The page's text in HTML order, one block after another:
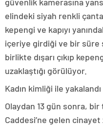
elindeki siyah renkli
kepengi ve kapıyı
içeriye girdiği ve bir süre
birlikte dışarı çıkıp
uzaklaştığı görülüyor.
Kadın kimliği ile yakalandı
Olaydan 13 gün sonra,
Caddesi’ne gelen cinayet